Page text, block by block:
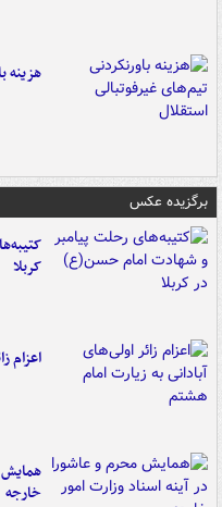
هزینه
برگزیده عکس
کربلا
اعزام
همایش
خارجه